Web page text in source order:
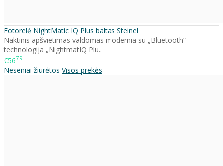
Fotorelė NightMatic IQ Plus baltas Steinel
Naktinis apšvietimas valdomas modernia su „Bluetooth“
technologija „NightmatIQ Plu..
€5679
Neseniai žiūrėtos Visos prekės